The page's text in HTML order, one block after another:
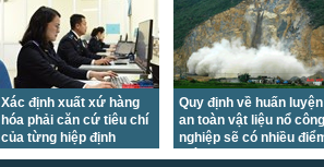
Xác định xuất xứ hàng
hóa phải căn cứ tiêu chí
của từng hiệp định
Quy định về huấn luyện
an toàn vật liệu nổ công
nghiệp sẽ có nhiều